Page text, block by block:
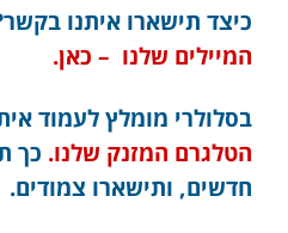
כיצד תישארו איתנו
המיילים שלנו – כאן.
בסלולרי מומלץ לעמוד
הטלגרם המזנק שלנו. כך
חדשים, ותישארו צמודים.